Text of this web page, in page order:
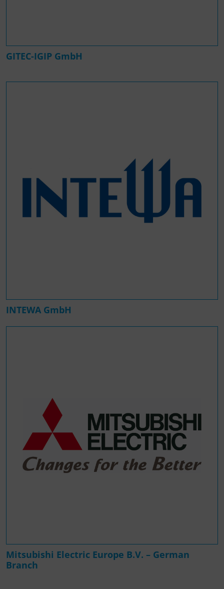
GITEC-IGIP GmbH
INTEWA GmbH
Mitsubishi Electric Europe B.V. – German
Branch